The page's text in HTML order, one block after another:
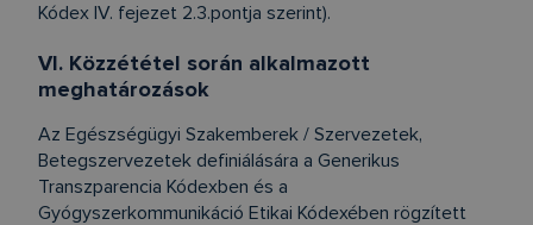
Kódex IV. fejezet 2.3.pontja szerint).
VI. Közzététel során alkalmazott
meghatározások
Az Egészségügyi Szakemberek / Szervezetek,
Betegszervezetek definiálására a Generikus
Transzparencia Kódexben és a
Gyógyszerkommunikáció Etikai Kódexében rögzített